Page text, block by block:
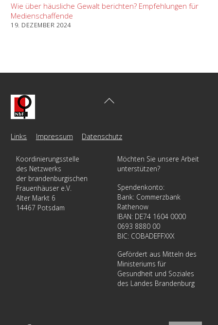
Wie über häusliche Gewalt berichten? Empfehlungen für
Medienschaffende
19. DEZEMBER 2024
Back
Links Impressum Datenschutz
Koordinierungsstelle
des Netzwerks
der brandenburgischen
Frauenhäuser e.V.
Alter Markt 6
14467 Potsdam
Möchten Sie unsere Arbeit
unterstützen?
Spendenkonto:
Bank: Commerzbank
Rathenow
IBAN: DE74 1604 0000
0693 8880 00
BIC: COBADEFFXXX
Gefördert aus Mitteln des
Ministeriums für
Gesundheit und Soziales
des Landes Brandenburg